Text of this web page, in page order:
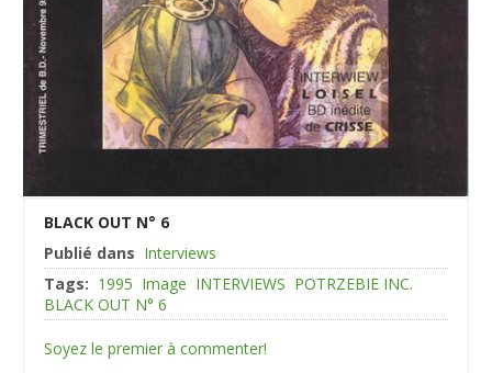
BLACK OUT N° 6
Publié dans Interviews
Tags: 1995 Image INTERVIEWS POTRZEBIE INC.
BLACK OUT N° 6
Soyez le premier à commenter!